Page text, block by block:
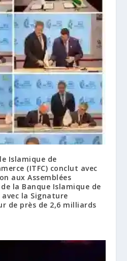
Islamique de
(ITFC) conclut avec
aux Assemblées
la Banque Islamique de
avec la Signature
de près de 2,6 milliards